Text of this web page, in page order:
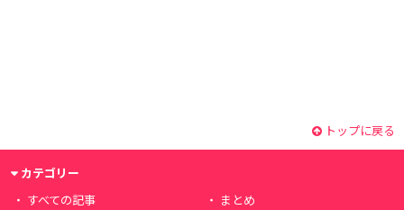
トップに戻る
カテゴリー
すべての記事
まとめ